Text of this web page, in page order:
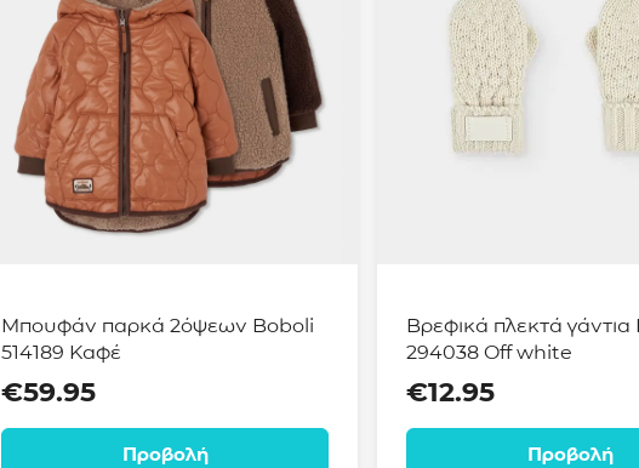
Μπουφάν παρκά 2όψεων Boboli
514189 Καφέ
€59.95
Προβολή
Βρεφικά πλεκτά
294038 Off white
€12.95
Προβολή